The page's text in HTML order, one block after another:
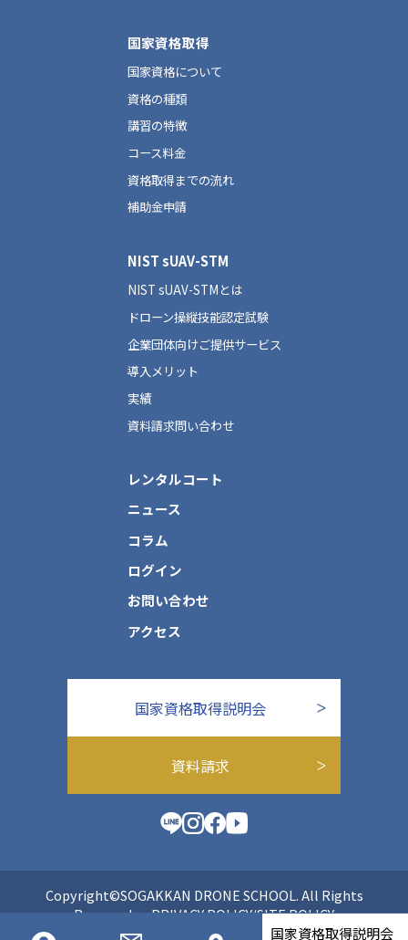
国家資格取得説明会
国家資格取得
国家資格について
資格の種類
講習の特徴
コース料金
資格取得までの流れ
補助金申請
NIST sUAV-STM
NIST sUAV-STMとは
ドローン操縦技能認定試験
企業団体向けご提供サービス
導入メリット
実績
資料請求問い合わせ
レンタルコート
ニュース
コラム
ログイン
お問い合わせ
アクセス
国家資格取得説明会
資料請求
Copyright©SOGAKKAN DRONE SCHOOL. All Rights
Reserved.
PRIVACY POLICY/SITE POLICY